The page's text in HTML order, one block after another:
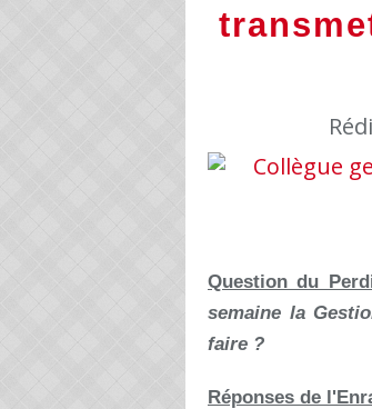
Question du
semaine la
faire ?
Réponses de